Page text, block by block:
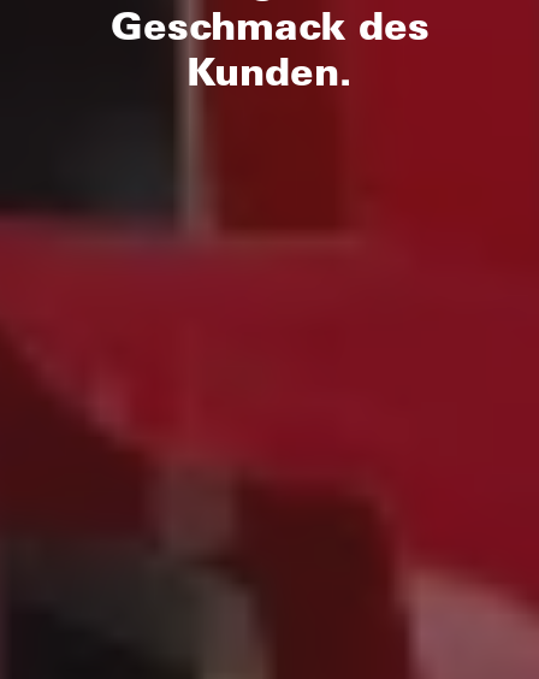
Geschmack des
Kunden.